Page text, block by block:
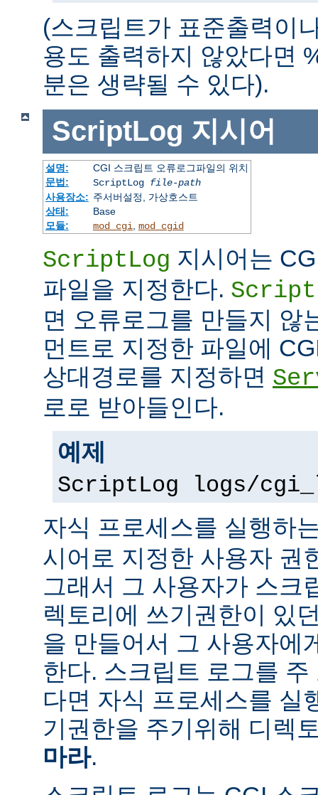
(스크립트가 표준출력이
용도 출력하지 않았다면
분은 생략될 수 있다).
ScriptLog 지시어
설명:
CGI 스크립트 오류로그파일의 위치
문법:
ScriptLog file-path
사용장소: 주서버설정, 가상호스트
상태:
Base
모듈:
mod_cgi mod_cgid
ScriptLog 지시어는
파일을 지정한다.
면 오류로그를 만들지 않
먼트로 지정한 파일에
상대경로를 지정하면
로로 받아들인다.
예제
ScriptLog logs/
자식 프로세스를 실행하
시어로 지정한 사용자 권
그래서 그 사용자가 스크
렉토리에 쓰기권한이 있
을 만들어서 그 사용자에
한다. 스크립트 로그를
다면 자식 프로세스를 실
기권한을 주기위해 디렉
마라.